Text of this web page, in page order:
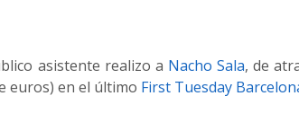
asistente realizo a Nacho Sala, de
euros) en el último First Tuesday